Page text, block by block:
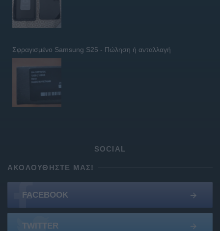
Σφραγισμένο Samsung S25 - Πώληση ή ανταλλαγή
SOCIAL
ΑΚΟΛΟΥΘΉΣΤΕ ΜΑΣ!
FACEBOOK
TWITTER